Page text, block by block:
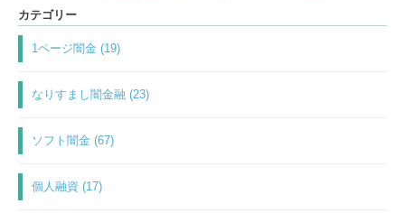
カテゴリー
1ページ闇金 (19)
なりすまし闇金融 (23)
ソフト闇金 (67)
個人融資 (17)